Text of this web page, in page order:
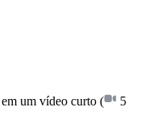
um vídeo curto (
5